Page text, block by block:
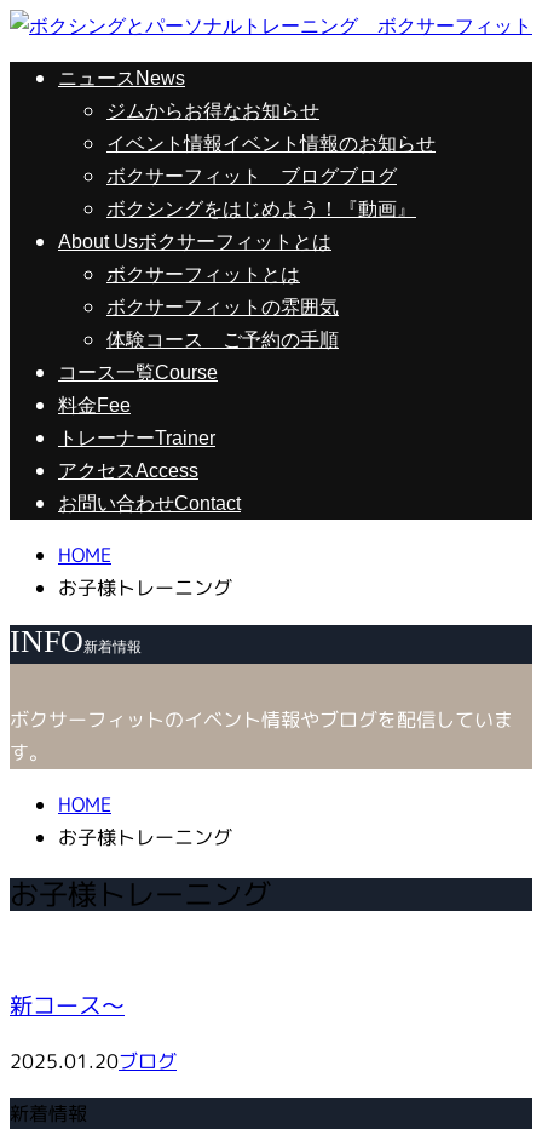
ニュース News
ジムからお得なお知らせ
イベント情報イベント情報のお知らせ
ボクサーフィット ブログブログ
ボクシングをはじめよう！『動画』
About Usボクサーフィットとは
ボクサーフィットとは
ボクサーフィットの雰囲気
体験コース ご予約の手順
コース一覧Course
料金Fee
トレーナーTrainer
アクセスAccess
お問い合わせContact
HOME
お子様トレーニング
INFO新着情報
ボクサーフィットのイベント情報やブログを配信していま
す。
HOME
お子様トレーニング
お子様トレーニング
新コース～
2025.01.20ブログ
新着情報